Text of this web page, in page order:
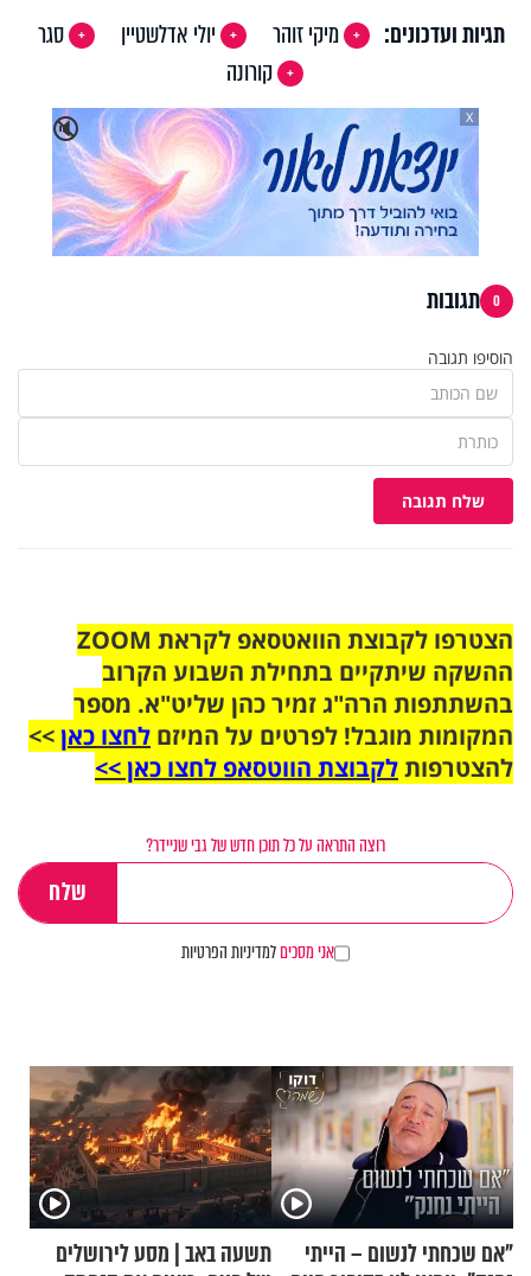
תגיות ועדכונים: מיקי זוהר יולי אדלשטיין
סגר
קורונה
🔇
X
0 תגובות
הוסיפו תגובה
שלח תגובה
הצטרפו לקבוצת הוואטסאפ לקראת ZOOM
ההשקה שיתקיים בתחילת השבוע הקרוב
בהשתתפות הרה"ג זמיר כהן שליט"א. מספר
המקומות מוגבל! לפרטים על המיזם לחצו כאן>>
להצטרפותלקבוצת הווטסאפ לחצו כאן >>
רוצה התראה על כל תוכן חדש של גבי שניידר?
אני מסכיםלמדיניות הפרטיות
"אם שכחתי לנשום – הייתי
תשעה באב | מסע לירושלים